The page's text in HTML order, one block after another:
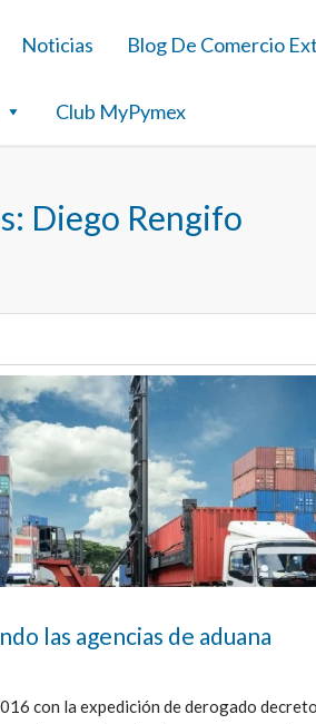
Noticias Blog De Comercio
Club MyPymex
Diego Rengifo
las agencias de aduana
con la expedición de derogado decreto